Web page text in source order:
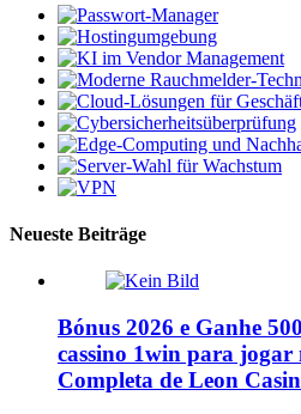
Neueste Beiträge
Bónus 2026 e Ganhe
cassino 1win para jogar
Completa de Leon